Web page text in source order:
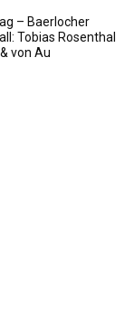
– Baerlocher
Tobias Rosenthal
von Au